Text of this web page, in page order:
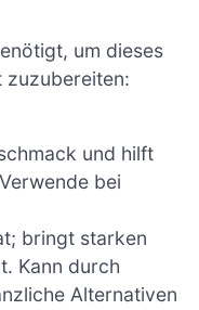
um dieses
zuzubereiten:
und hilft
bei
bringt starken
Kann durch
Alternativen